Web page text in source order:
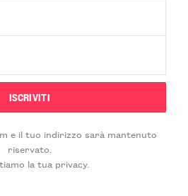
e il tuo indirizzo sarà mantenuto
riservato.
la tua privacy.